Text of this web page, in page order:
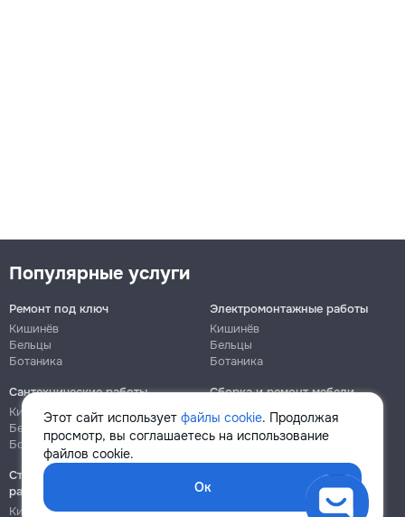
Этот сайт использует файлы cookie. Продолжая
просмотр, вы соглашаетесь на использование
файлов cookie.
Ок
Популярные услуги
Ремонт под ключ
Кишинёв
Бельцы
Ботаника
Электромонтажные работы
Кишинёв
Бельцы
Ботаника
Сантехнические работы
Кишинёв
Бельцы
Ботаника
Сборка и ремонт мебели
Кишинёв
Ботаника
Строительно-монтажные
работы
Кишинёв